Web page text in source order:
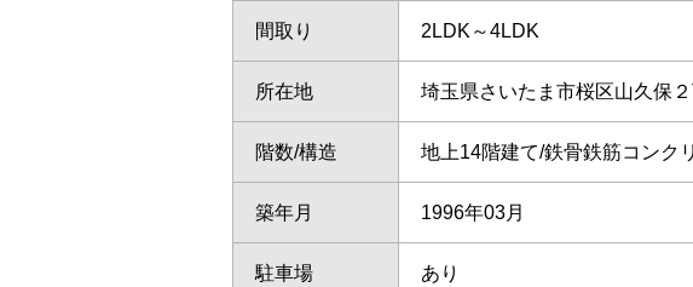
間取り 2LDK～4LDK
所在地 埼玉県さいたま市桜区山久保２
階数/構造 地上14階建て/鉄骨鉄筋コンク
築年月 1996年03月
駐車場 あり